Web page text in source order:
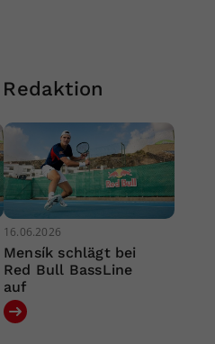
16.06.2026
Mensík schlägt bei
Red Bull BassLine
auf